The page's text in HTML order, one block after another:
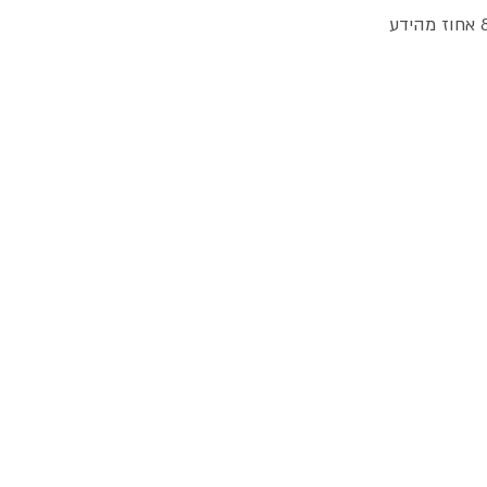
אני יכול להמשיך עם כוכבית מצויה, חטוטרן וילקוט רעים אבל אני אעצור כאן לפני שאני שורף 80 אחוז מהידע